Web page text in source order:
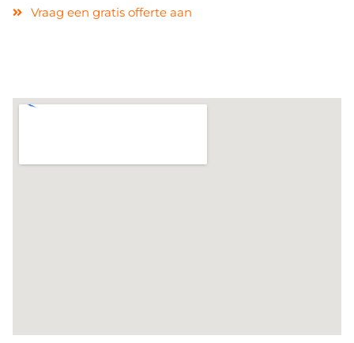
Vraag een gratis offerte aan